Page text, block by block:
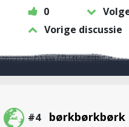
0
Vorige discussie
#4 børkbørkbørk